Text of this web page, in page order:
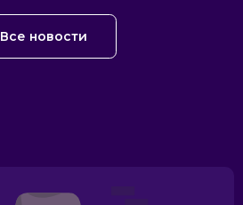
Все новости